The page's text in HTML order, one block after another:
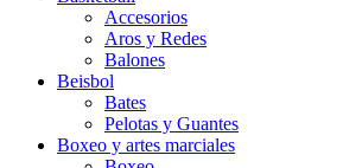
Accesorios
Aros y Redes
Balones
Beisbol
Bates
Pelotas y Guantes
Boxeo y artes marciales